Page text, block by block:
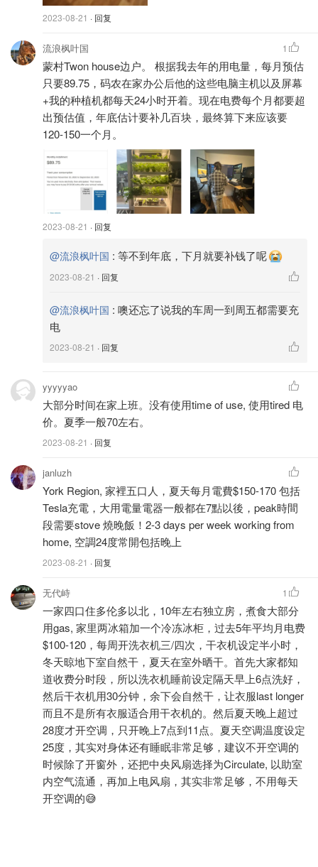
2023-08-21 · 回复
流浪枫叶国
蒙村Twon house边户。 根据我去年的用电量，每月预估
只要89.75，码农在家办公后他的这些电脑主机以及屏幕
+我的种植机都每天24小时开着。现在电费每个月都要超
出预估值，年底估计要补几百块，最终算下来应该要
120-150一个月。
2023-08-21 · 回复
1
@流浪枫叶国 : 等不到年底，下月就要补钱了呢
2023-08-21 · 回复
@流浪枫叶国 : 噢还忘了说我的车周一到周五都需要充
电
2023-08-21 · 回复
yyyyyao
大部分时间在家上班。没有使用time of use, 使用tired 电
价。夏季一般70左右。
2023-08-21 · 回复
janluzh
York Region, 家裡五口人，夏天每月電費$150-170 包括
Tesla充電，大用電量電器一般都在7點以後，peak時間
段需要stove 燒晚飯！2-3 days per week working from
home, 空調24度常開包括晚上
2023-08-21 · 回复
无代峙
一家四口住多伦多以北，10年左右独立房，煮食大部分
用gas, 家里两冰箱加一个冷冻冰柜，过去5年平均月电费
$100-120，每周开洗衣机三/四次，干衣机设定半小时，
冬天晾地下室自然干，夏天在室外晒干。首先大家都知
道收费分时段，所以洗衣机睡前设定隔天早上6点洗好，
然后干衣机用30分钟，余下会自然干，让衣服last longer
而且不是所有衣服适合用干衣机的。然后夏天晚上超过
28度才开空调，只开晚上7点到11点。夏天空调温度设定
25度，其实对身体还有睡眠非常足够，建议不开空调的
时候除了开窗外，还把中央风扇选择为Circulate, 以助室
内空气流通，再加上电风扇，其实非常足够，不用每天
开空调的😅
1